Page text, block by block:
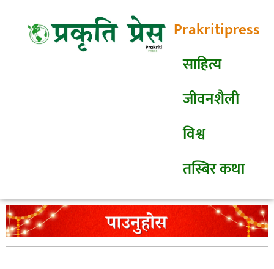
Prakritipress
साहित्य
जीवनशैली
विश्व
तस्बिर कथा